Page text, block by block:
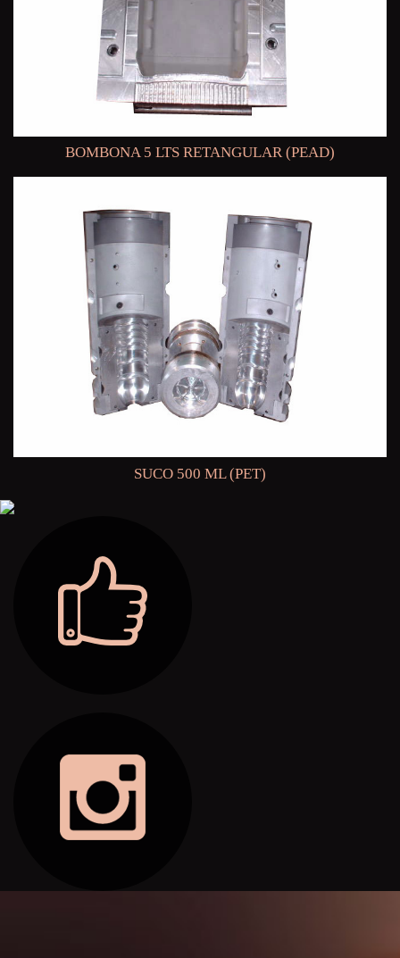
BOMBONA 5 LTS RETANGULAR (PEAD)
SUCO 500 ML (PET)